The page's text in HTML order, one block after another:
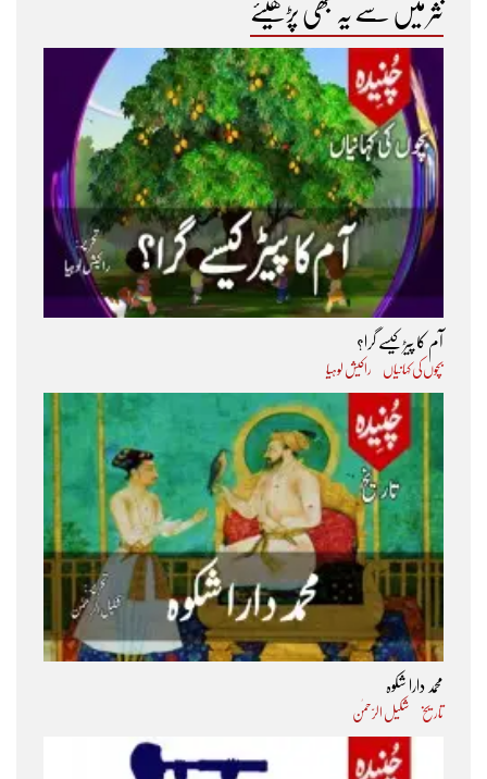
نثر میں سے یہ بھی پڑھیئے
آم کا پیڑ کیسے گرا؟
بچوں کی کہانیاں راکیش لوہیا
محمد دارا شکوہ
تاریخ شکیل الرّحمٰن